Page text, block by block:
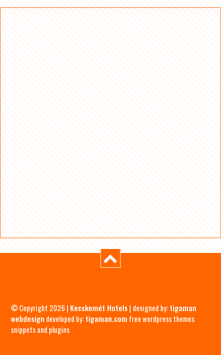
© Copyright 2026 | Kecskemét Hotels | designed by:tigaman
webdesign developed by:tigaman.com free wordpress themes
snippets and plugins